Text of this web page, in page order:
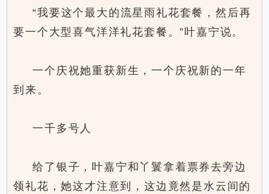
“我要这个最大的流星雨礼花套餐，然后再
要一个大型喜气洋洋礼花套餐。”叶嘉宁说。
一个庆祝她重获新生，一个庆祝新的一年
到来。
一千多号人
给了银子，叶嘉宁和丫鬟拿着票券去旁边
领礼花，她这才注意到，这边竟然是水云间的